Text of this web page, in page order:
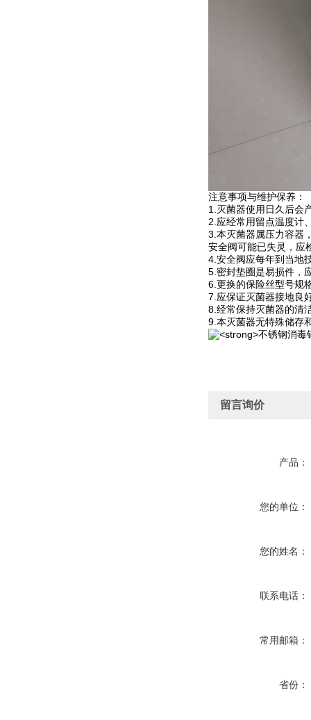
注意事项与维护保养：
1.灭菌器使用日久后会
2.应经常用留点温度计
3.本灭菌器属压力容器
安全阀可能已失灵，应
4.安全阀应每年到当地
5.密封垫圈是易损件，
6.更换的保险丝型号规
7.应保证灭菌器接地良
8.经常保持灭菌器的清
9.本灭菌器无特殊储存
留言询价
产品：
您的单位：
您的姓名：
联系电话：
常用邮箱：
省份：